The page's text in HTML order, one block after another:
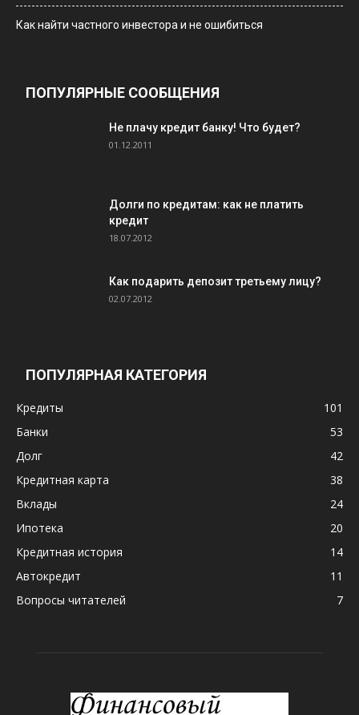
Как найти частного инвестора и не ошибиться
ПОПУЛЯРНЫЕ СООБЩЕНИЯ
Не плачу кредит банку! Что будет?
01.12.2011
Долги по кредитам: как не платить
кредит
18.07.2012
Как подарить депозит третьему лицу?
02.07.2012
ПОПУЛЯРНАЯ КАТЕГОРИЯ
Кредиты
101
Банки
53
Долг
42
Кредитная карта
38
Вклады
24
Ипотека
20
Кредитная история
14
Автокредит
11
Вопросы читателей
7